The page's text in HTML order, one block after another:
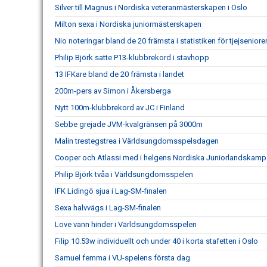
Silver till Magnus i Nordiska veteranmästerskapen i Oslo
Milton sexa i Nordiska juniormästerskapen
Nio noteringar bland de 20 främsta i statistiken för
Philip Björk satte P13-klubbrekord i stavhopp
13 IFKare bland de 20 främsta i landet
200m-pers av Simon i Åkersberga
Nytt 100m-klubbrekord av JC i Finland
Sebbe grejade JVM-kvalgränsen på 3000m
Malin trestegstrea i Världsungdomsspelsdagen
Cooper och Atlassi med i helgens Nordiska Juniorlandskamp
Philip Björk tvåa i Världsungdomsspelen
IFK Lidingö sjua i Lag-SM-finalen
Sexa halvvägs i Lag-SM-finalen
Love vann hinder i Världsungdomsspelen
Filip 10.53w individuellt och under 40 i korta stafetten i Oslo
Samuel femma i VU-spelens första dag